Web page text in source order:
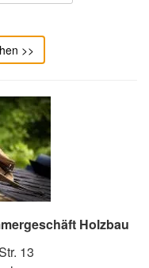
>>
Holzbau
13